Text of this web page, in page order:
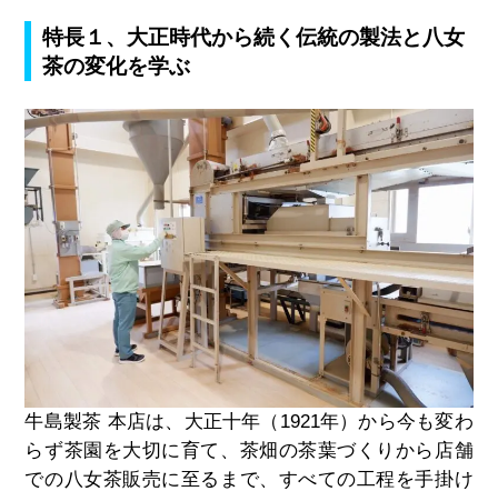
特長１、大正時代から続く伝統の製法と八女
茶の変化を学ぶ
牛島製茶 本店は、大正十年（ 1921年）から今も変わ
らず茶園を大切に育て、 茶畑の茶葉づくりから店舗
での八女茶販売に至るまで、すべての工程を手掛け